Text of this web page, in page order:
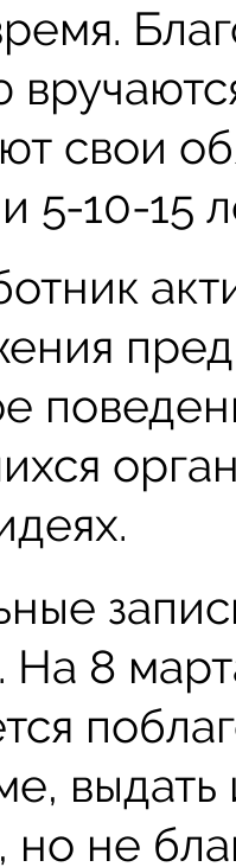
свои
5-10-15
На 8
не